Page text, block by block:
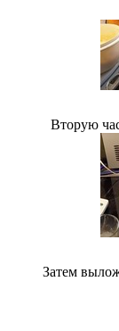
Вторую
Затем